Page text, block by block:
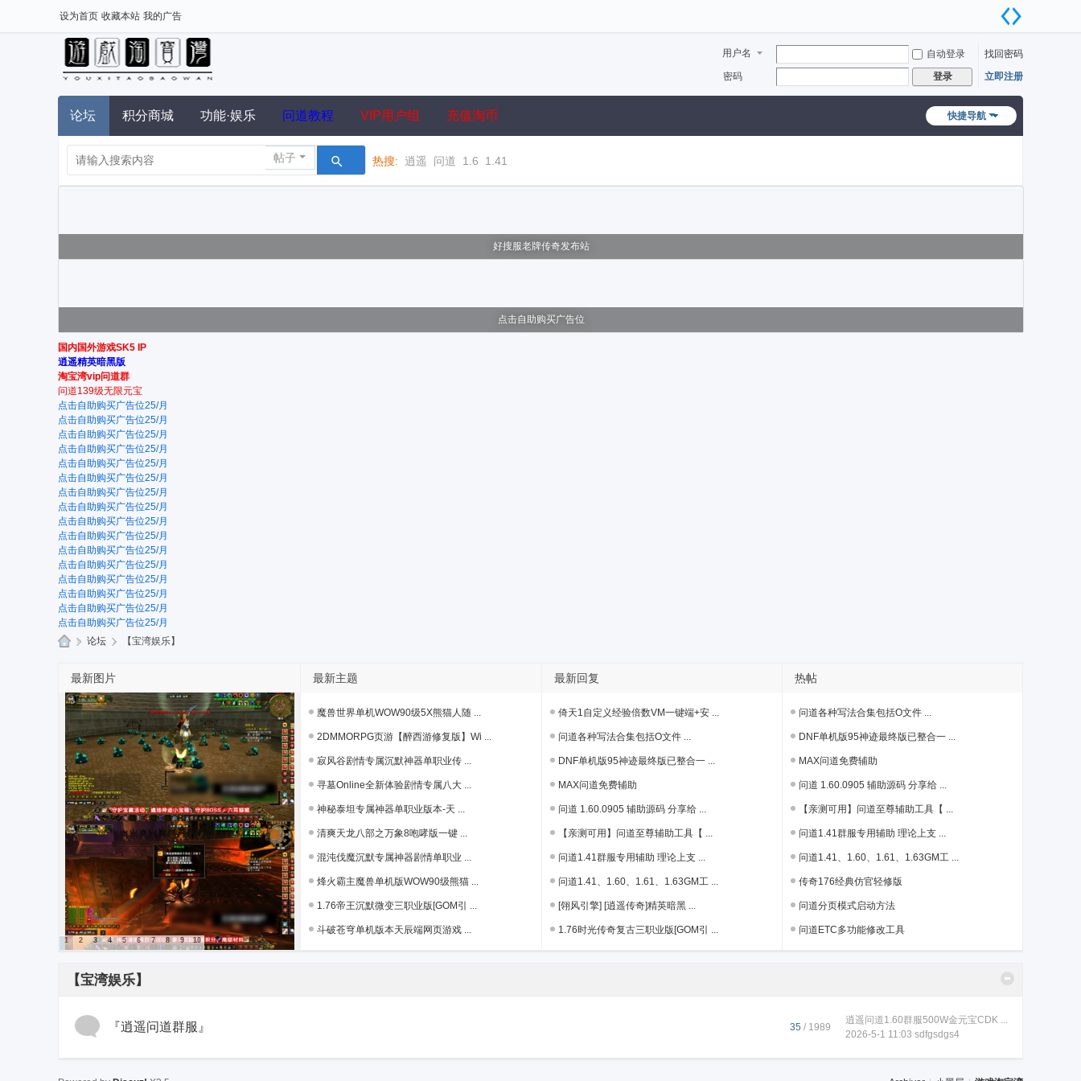
设为首页 收藏本站 我的广告
用户名 自动登录
找回密码
密码
登录 立即注册
快捷导航
论坛 积分商城 功能·娱乐 问道教程 VIP用户组 充值淘币
帖子 热搜: 逍遥 问道 1.6 1.41
好搜服老牌传奇发布站
点击自助购买广告位
国内国外游戏SK5 IP
逍遥精英暗黑版
淘宝湾vip问道群
问道139级无限元宝
点击自助购买广告位25/月
点击自助购买广告位25/月
点击自助购买广告位25/月
点击自助购买广告位25/月
点击自助购买广告位25/月
点击自助购买广告位25/月
点击自助购买广告位25/月
点击自助购买广告位25/月
点击自助购买广告位25/月
点击自助购买广告位25/月
点击自助购买广告位25/月
点击自助购买广告位25/月
点击自助购买广告位25/月
点击自助购买广告位25/月
点击自助购买广告位25/月
点击自助购买广告位25/月
淘
宝
湾
» 论坛 › 【宝湾娱乐】
最新图片
1 2 3 4 5 6 7 8 9 10
最新主题
魔兽世界单机WOW90级5X熊猫人随 ...
2DMMORPG页游【醉西游修复版】Wi ...
寂风谷剧情专属沉默神器单职业传 ...
寻墓Online全新体验剧情专属八大 ...
神秘泰坦专属神器单职业版本-天 ...
清爽天龙八部之万象8咆哮版一键 ...
混沌伐魔沉默专属神器剧情单职业 ...
烽火霸主魔兽单机版WOW90级熊猫 ...
1.76帝王沉默微变三职业版[GOM引 ...
斗破苍穹单机版本天辰端网页游戏 ...
最新回复
倚天1自定义经验倍数VM一键端+安 ...
问道各种写法合集包括O文件 ...
DNF单机版95神迹最终版已整合一 ...
MAX问道免费辅助
问道 1.60.0905 辅助源码 分享给 ...
【亲测可用】问道至尊辅助工具【 ...
问道1.41群服专用辅助 理论上支 ...
问道1.41、1.60、1.61、1.63GM工 ...
[翎风引擎] [逍遥传奇]精英暗黑 ...
1.76时光传奇复古三职业版[GOM引 ...
热帖
问道各种写法合集包括O文件 ...
DNF单机版95神迹最终版已整合一 ...
MAX问道免费辅助
问道 1.60.0905 辅助源码 分享给 ...
【亲测可用】问道至尊辅助工具【 ...
问道1.41群服专用辅助 理论上支 ...
问道1.41、1.60、1.61、1.63GM工 ...
传奇176经典仿官轻修版
问道分页模式启动方法
问道ETC多功能修改工具
【宝湾娱乐】
『逍遥问道群服』 35 / 1989
逍遥问道1.60群服500W金元宝CDK ...
2026-5-1 11:03 sdfgsdgs4